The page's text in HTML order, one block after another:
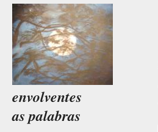
envolventes
as palabras